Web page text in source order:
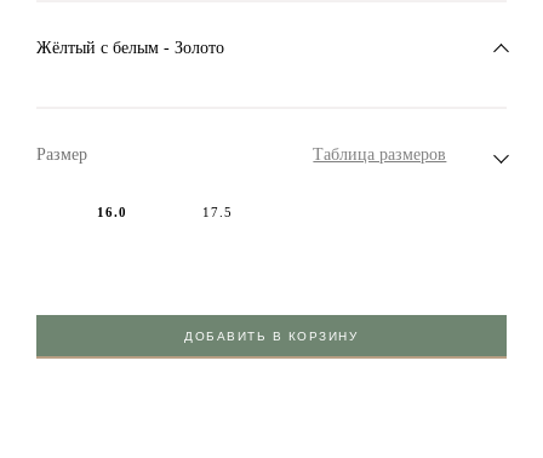
Жёлтый с белым - Золото
Размер Таблица размеров
16.0 17.5
ДОБАВИТЬ В КОРЗИНУ